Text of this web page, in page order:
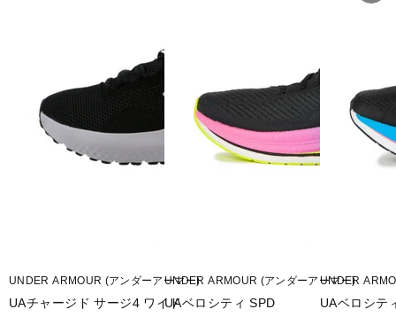
UNDER ARMOUR (アンダーアーマー)
UAチャージド サージ4 ワイド
UNDER ARMOUR (アンダーアーマー)
UAベロシティ SPD
UNDER
UAベロシテ